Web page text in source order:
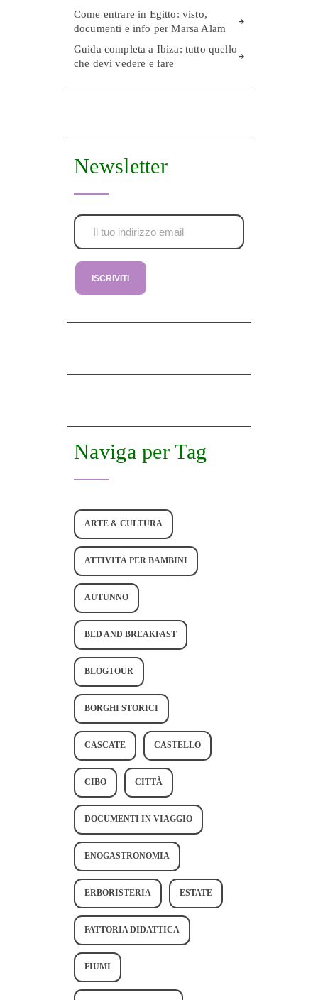
Come entrare in Egitto: visto,
documenti e info per Marsa Alam
Guida completa a Ibiza: tutto quello
che devi vedere e fare
Newsletter
Naviga per Tag
ARTE & CULTURA
ATTIVITÀ PER BAMBINI
AUTUNNO
BED AND BREAKFAST
BLOGTOUR
BORGHI STORICI
CASCATE CASTELLO
CIBO CITTÀ
DOCUMENTI IN VIAGGIO
ENOGASTRONOMIA
ERBORISTERIA ESTATE
FATTORIA DIDATTICA
FIUMI